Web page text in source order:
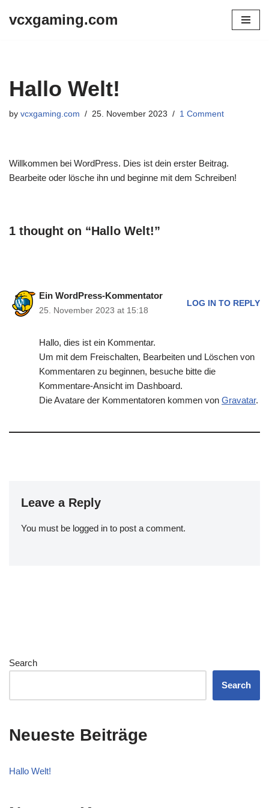
vcxgaming.com
Hallo Welt!
by vcxgaming.com 25. November 2023 1 Comment
Willkommen bei WordPress. Dies ist dein erster Beitrag.
Bearbeite oder lösche ihn und beginne mit dem Schreiben!
1 thought on “Hallo Welt!”
Ein WordPress-Kommentator
25. November 2023 at 15:18
LOG IN TO REPLY
Hallo, dies ist ein Kommentar.
Um mit dem Freischalten, Bearbeiten und Löschen von
Kommentaren zu beginnen, besuche bitte die
Kommentare-Ansicht im Dashboard.
Die Avatare der Kommentatoren kommen von Gravatar.
Leave a Reply
You must be logged in to post a comment.
Search
Search
Neueste Beiträge
Hallo Welt!